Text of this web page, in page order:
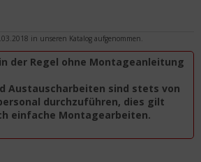
in unseren Katalog aufgenommen.
der Regel ohne Montageanleitung
Austauscharbeiten sind stets von
durchzuführen, dies gilt
einfache Montagearbeiten.